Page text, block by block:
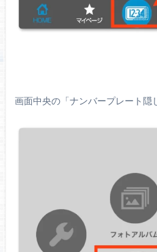
画面中央の「ナンバープレート隠